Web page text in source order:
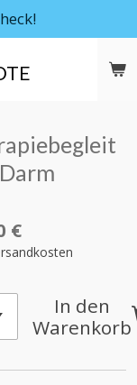
€
In den
Warenkorb